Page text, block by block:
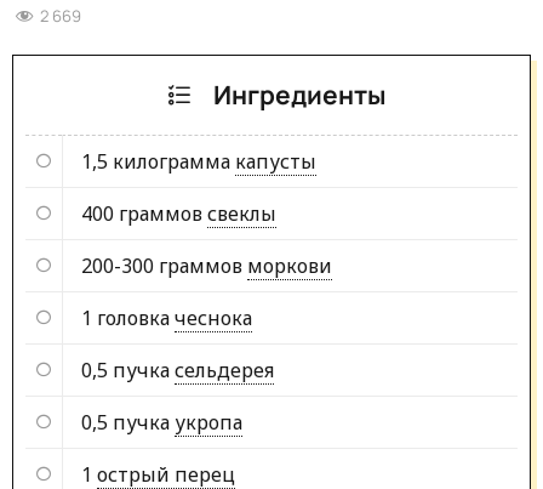
2 669
Ингредиенты
1,5 килограмма капусты
400 граммовсвеклы
200-300 граммов моркови
1 головкачеснока
0,5 пучкасельдерея
0,5 пучка укропа
1 острый перец